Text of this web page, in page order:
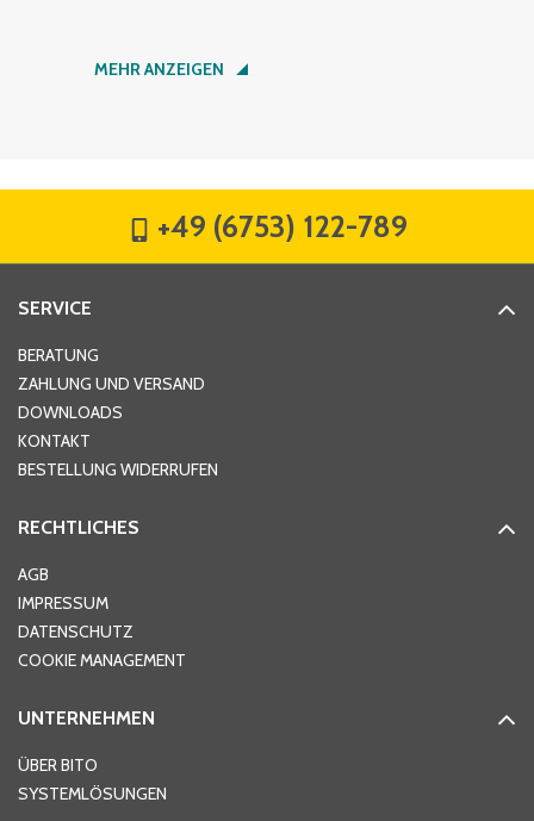
Nachname*
Hausnummer
Ort*
Telefon
MEHR ANZEIGEN
+49 (6753) 122-789
SERVICE
BERATUNG
ZAHLUNG UND VERSAND
DOWNLOADS
KONTAKT
BESTELLUNG WIDERRUFEN
RECHTLICHES
AGB
IMPRESSUM
DATENSCHUTZ
COOKIE MANAGEMENT
UNTERNEHMEN
ÜBER BITO
SYSTEMLÖSUNGEN